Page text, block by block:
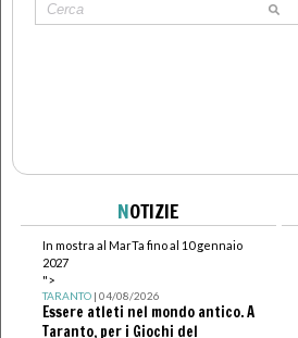
NOTIZIE
In mostra al MarTa fino al 10 gennaio
2027
">
TARANTO| 04/08/2026
Essere atleti nel mondo antico. A
Taranto, per i Giochi del